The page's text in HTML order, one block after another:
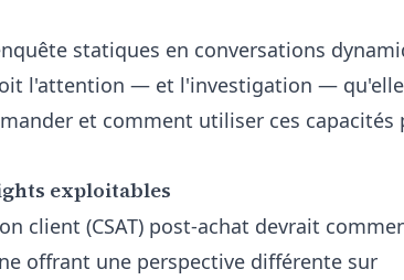
statiques en conversations
l'attention — et l'investigation — qu'elle
et comment utiliser ces capacités
exploitables
client (CSAT) post-achat devrait
offrant une perspective différente sur